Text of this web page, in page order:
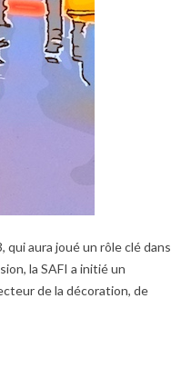
qui aura joué un rôle clé dans
la SAFI a initié un
de la décoration, de